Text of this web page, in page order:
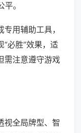
。
用辅助工具，
必胜”效果，适
需注意遵守游戏
视全局牌型、智